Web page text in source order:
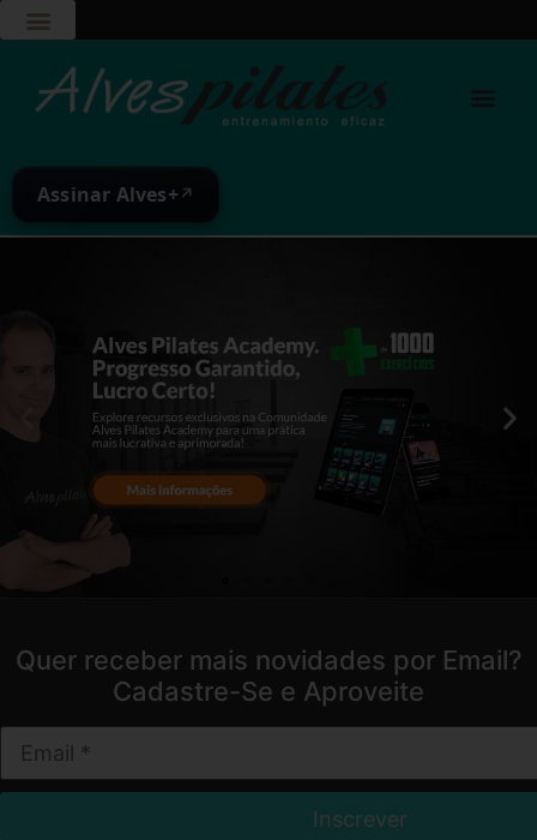
Assinar Alves+ ↗
Quer receber mais novidades por Email?
Cadastre-Se e Aproveite